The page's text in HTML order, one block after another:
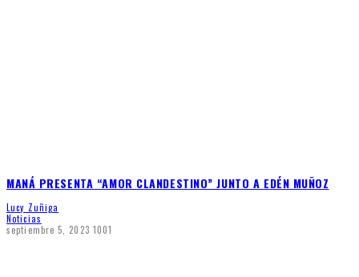
MANÁ PRESENTA “AMOR CLANDESTINO” JUNTO A EDÉN MUÑOZ
Lucy Zuñiga
Noticias
septiembre 5, 2023 1001